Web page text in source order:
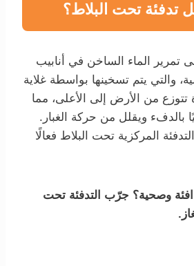
تدفئة تحت البلاط؟
تمرير الماء الساخن في أنابيب
والتي يتم تسخينها بواسطة غلاية
تتوزع من الأرض إلى الأعلى، مما
بالدفء ويقلل من حركة الغبار.
المركزية تحت البلاط فعالًا
وصحية؟ جرّب التدفئة تحت